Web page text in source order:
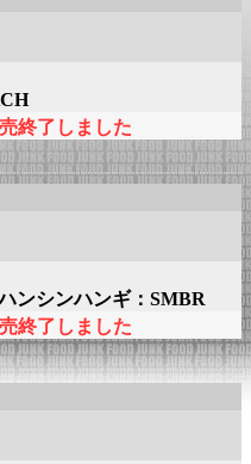
終了しました
ンシンハンギ：SMBR
終了しました